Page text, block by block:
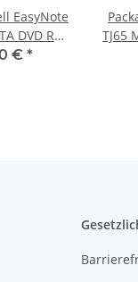
EasyNote
DVD RW
Blende
€ *
TJ65